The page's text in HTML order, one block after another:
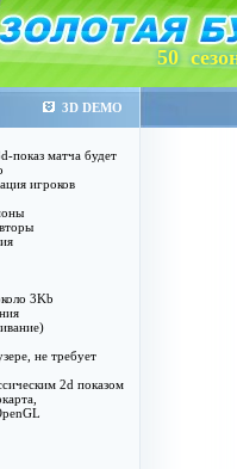
50
3D DEMO
показ матча будет
игроков
3Kb
не требует
2d показом